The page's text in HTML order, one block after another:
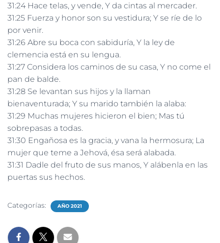
31:24 Hace telas, y vende, Y da cintas al mercader.
31:25 Fuerza y honor son su vestidura; Y se ríe de lo
por venir.
31:26 Abre su boca con sabiduría, Y la ley de
clemencia está en su lengua.
31:27 Considera los caminos de su casa, Y no come el
pan de balde.
31:28 Se levantan sus hijos y la llaman
bienaventurada; Y su marido también la alaba:
31:29 Muchas mujeres hicieron el bien; Mas tú
sobrepasas a todas.
31:30 Engañosa es la gracia, y vana la hermosura; La
mujer que teme a Jehová, ésa será alabada.
31:31 Dadle del fruto de sus manos, Y alábenla en las
puertas sus hechos.
Categorías: AÑO 2021